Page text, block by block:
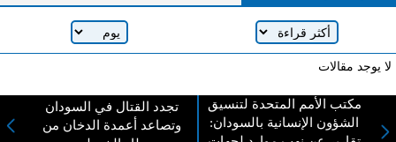
لا يوجد مقالات
مكتب الأمم المتحدة لتنسيق
الشؤون الإنسانية بالسودان:
تجدد القتال في السودان
وتصاعد أعمدة الدخان من
لا مانع من الإقتباس وإعادة النشر شريط ذكر المصدر ( المدينة نيوز ) - الآراء والتعليقات